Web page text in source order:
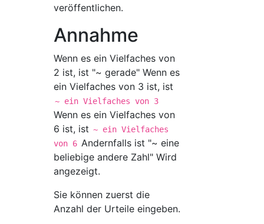
veröffentlichen.
Annahme
Wenn es ein Vielfaches von
2 ist, ist "~ gerade" Wenn es
ein Vielfaches von 3 ist, ist
~ ein Vielfaches von 3
Wenn es ein Vielfaches von
6 ist, ist ~ ein Vielfaches
von 6 Andernfalls ist "~ eine
beliebige andere Zahl" Wird
angezeigt.
Sie können zuerst die
Anzahl der Urteile eingeben.